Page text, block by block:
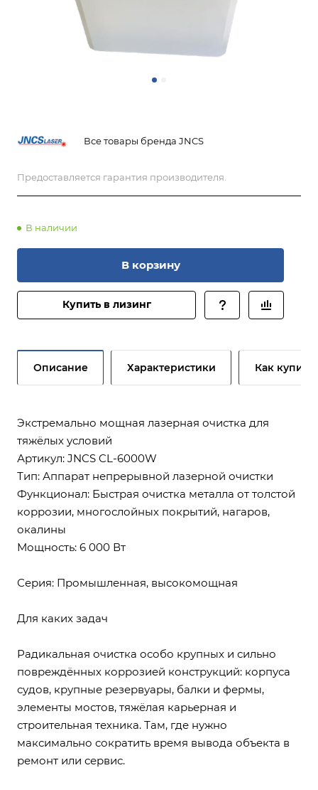
Все товары бренда JNCS
Предоставляется гарантия производителя.
В наличии
В корзину
Купить в лизинг
Описание Характеристики Как купить
Экстремально мощная лазерная очистка для
тяжёлых условий
Артикул: JNCS CL-6000W
Тип: Аппарат непрерывной лазерной очистки
Функционал: Быстрая очистка металла от толстой
коррозии, многослойных покрытий, нагаров,
окалины
Мощность: 6 000 Вт
Серия: Промышленная, высокомощная
Для каких задач
Радикальная очистка особо крупных и сильно
повреждённых коррозией конструкций: корпуса
судов, крупные резервуары, балки и фермы,
элементы мостов, тяжёлая карьерная и
строительная техника. Там, где нужно
максимально сократить время вывода объекта в
ремонт или сервис.